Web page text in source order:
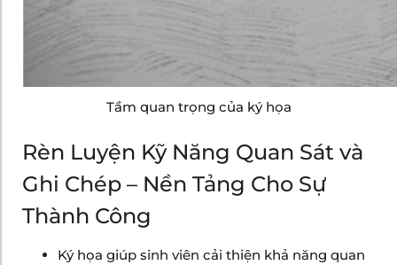
Tầm quan trọng của ký họa
Rèn Luyện Kỹ Năng Quan Sát và
Ghi Chép – Nền Tảng Cho Sự
Thành Công
Ký họa giúp sinh viên cải thiện khả năng quan